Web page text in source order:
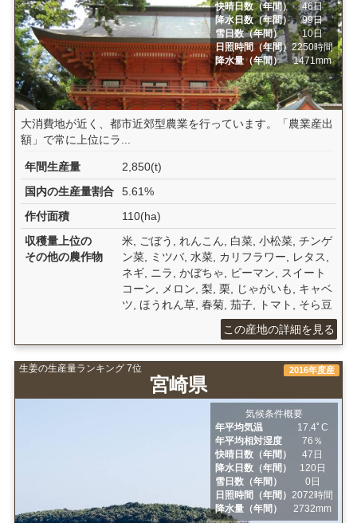
快晴日数（年間）
46日
降水日数（年間）
99日
雪日数（年間）
10日
日照時間（年間）2250時間
降水量（年間）
1471mm
大消費地が近く、都市近郊型農業を行っています。「農業産出
額」で常に上位にラ...
年間生産量
2,850(t)
国内の生産量割合
5.61%
作付面積
110(ha)
収穫量上位の
その他の農作物
米, ごぼう, れんこん, 白菜, 小松菜, チンゲ
ン菜, ミツバ, 水菜, カリフラワー, レタス,
ネギ, ニラ, かぼちゃ, ピーマン, スイート
コーン, メロン, 梨, 栗, じゃがいも, キャベ
ツ, ほうれん草, 春菊, 茄子, トマト, そら豆
この産地の詳細を見る
生姜の生産量ランキング 7位
宮崎県
2016年度産
気候条件概要
年平均気温
17.4ﾟC
年平均相対湿度
76％
快晴日数（年間）
47日
降水日数（年間）
120日
雪日数（年間）
0日
日照時間（年間） 2072時間
降水量（年間）
2732mm